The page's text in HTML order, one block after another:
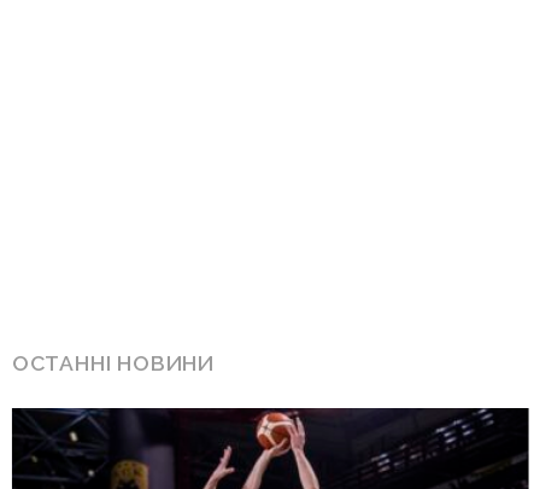
ОСТАННІ НОВИНИ